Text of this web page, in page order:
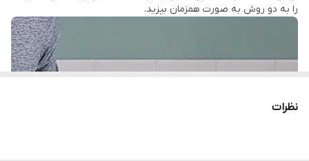
توضیحات صفحه نمایش : صحفه نمایش ال ای دی لمسی
ویژگی‌های نظافتی : شست‌وشوی اقلام جانبی در ماشین ظرفشویی
را به دو روش به صورت همزمان بپزید.
نظرات